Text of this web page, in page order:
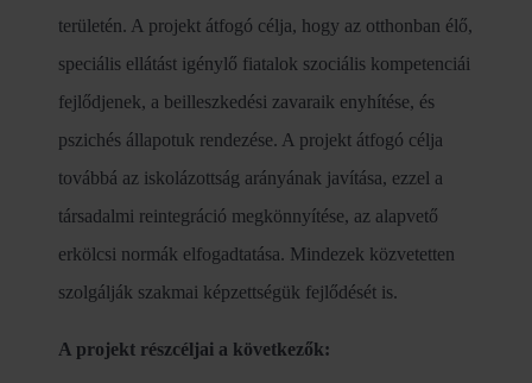
területén. A projekt átfogó célja, hogy az otthonban élő,
speciális ellátást igénylő fiatalok szociális kompetenciái
fejlődjenek, a beilleszkedési zavaraik enyhítése, és
pszichés állapotuk rendezése. A projekt átfogó célja
továbbá az iskolázottság arányának javítása, ezzel a
társadalmi reintegráció megkönnyítése, az alapvető
erkölcsi normák elfogadtatása. Mindezek közvetetten
szolgálják szakmai képzettségük fejlődését is.
A projekt részcéljai a következők: